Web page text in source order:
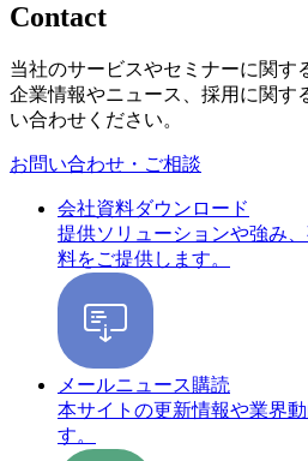
Contact
当社のサービスやセミナーに関す
企業情報やニュース、採用に関す
い合わせください。
お問い合わせ・ご相談
会社資料ダウンロード
提供ソリューションや強み
料をご提供します。
メールニュース購読
本サイトの更新情報や業界
す。